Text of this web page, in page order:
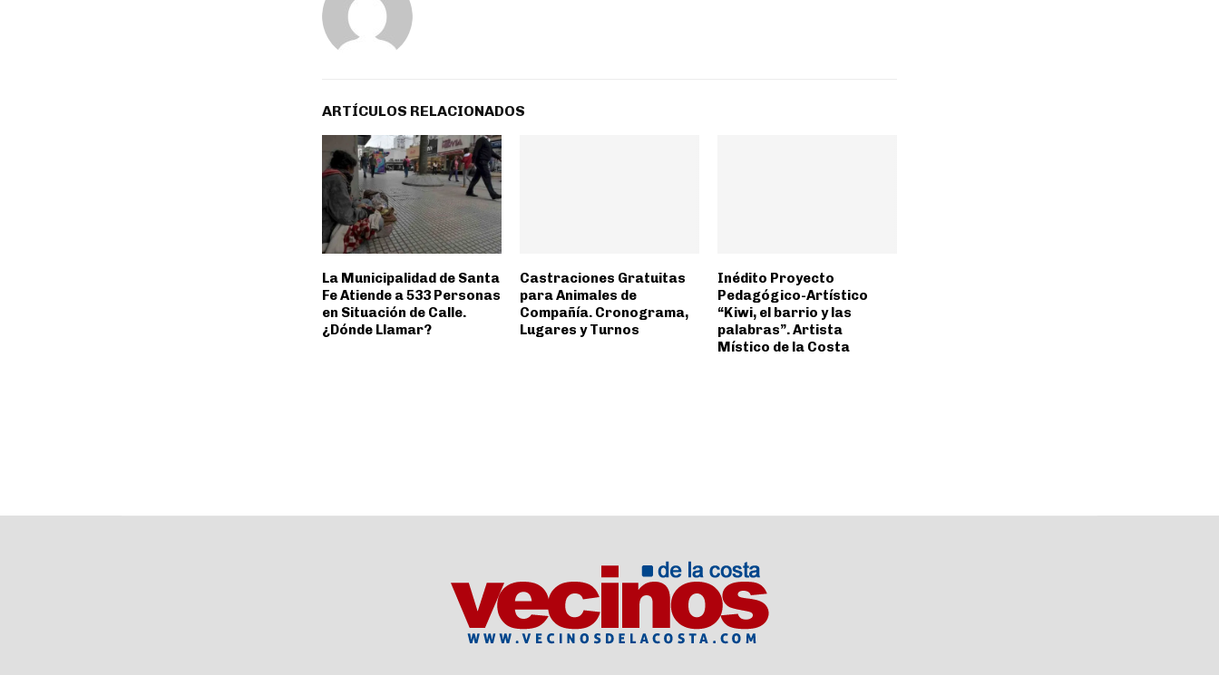
ARTÍCULOS RELACIONADOS
La Municipalidad de Santa
Fe Atiende a 533 Personas
en Situación de Calle.
¿Dónde Llamar?
Castraciones Gratuitas
para Animales de
Compañía. Cronograma,
Lugares y Turnos
Inédito Proyecto
Pedagógico-Artístico
“Kiwi, el barrio y las
palabras”. Artista
Místico de la Costa